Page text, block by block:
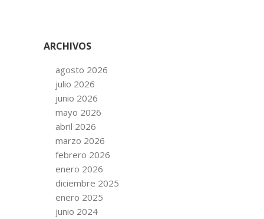
ARCHIVOS
agosto 2026
julio 2026
junio 2026
mayo 2026
abril 2026
marzo 2026
febrero 2026
enero 2026
diciembre 2025
enero 2025
junio 2024